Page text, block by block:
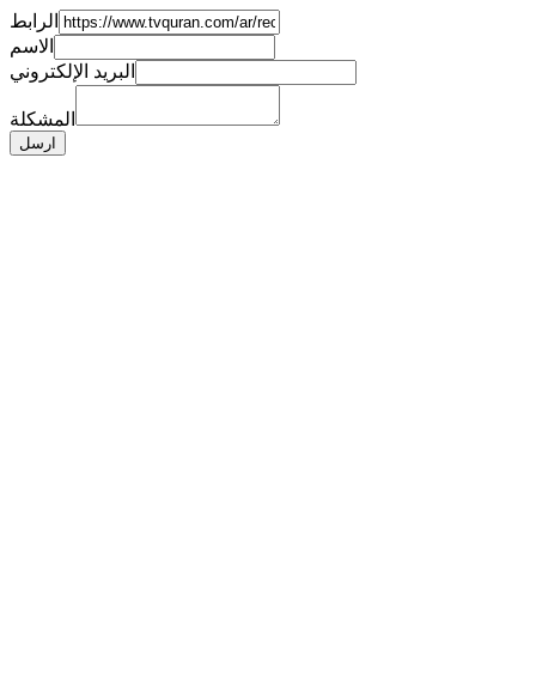
الرابط
الاسم
البريد الإلكتروني
المشكلة
ارسل